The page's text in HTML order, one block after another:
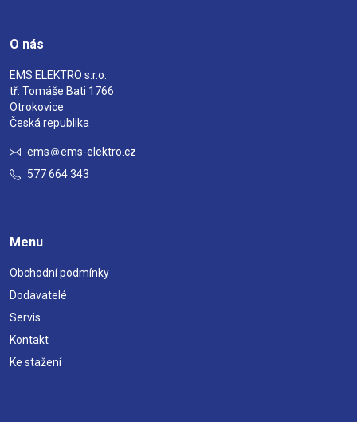
O nás
EMS ELEKTRO s.r.o.
tř. Tomáše Bati 1766
Otrokovice
Česká republika
ems
ems-elektro.cz
577 664 343
Menu
Obchodní podmínky
Dodavatelé
Servis
Kontakt
Ke stažení